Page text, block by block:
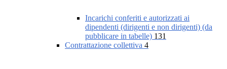
Incarichi conferiti e autorizzati ai
dipendenti (dirigenti e non dirigenti) (da
pubblicare in tabelle) 131
Contrattazione collettiva 4